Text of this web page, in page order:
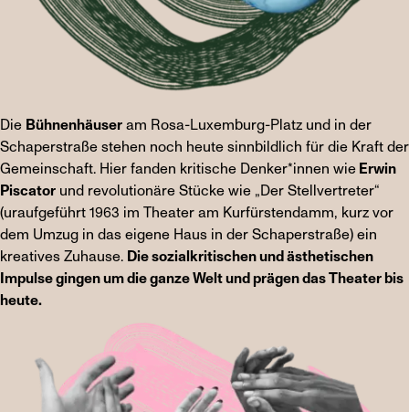
Die Bühnenhäuseram Rosa-Luxemburg-Platz und in der
Schaperstraße stehen noch heute sinnbildlich für die Kraft der
Gemeinschaft. Hier fanden kritische Denker*innen wieErwin
Piscator und revolutionäre Stücke wie „Der Stellvertreter“
(uraufgeführt 1963 im Theater am Kurfürstendamm, kurz vor
dem Umzug in das eigene Haus in der Schaperstraße) ein
kreatives Zuhause. Die sozialkritischen und ästhetischen
Impulse gingen um die ganze Welt und prägen das Theater bis
heute.